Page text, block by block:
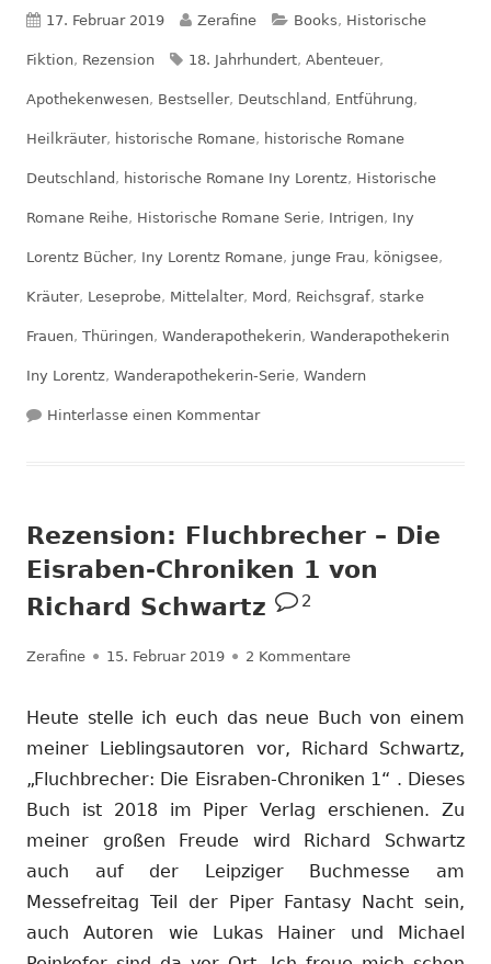
Veröffentlicht
am
17. Februar 2019 Autor
Zerafine Kategorien
Books, Historische
Fiktion, Rezension Schlagwörter
18. Jahrhundert, Abenteuer,
Apothekenwesen, Bestseller, Deutschland , Entführung,
Heilkräuter, historische Romane, historische Romane
Deutschland , historische Romane Iny Lorentz, Historische
Romane Reihe, Historische Romane Serie, Intrigen, Iny
Lorentz Bücher, Iny Lorentz Romane, junge Frau, königsee,
Kräuter, Leseprobe, Mittelalter, Mord , Reichsgraf, starke
Frauen, Thüringen, Wanderapothekerin, Wanderapothekerin
Iny Lorentz, Wanderapothekerin-Serie, Wandern
Hinterlasse einen Kommentarzu Rezension: Die Entführung
Rezension: Fluchbrecher – Die
Eisraben-Chroniken 1 von
Richard Schwartz
2
Autor
Zerafine Veröffentlicht
15. Februar 2019 2 Kommentarezu Rezension:
Heute stelle ich euch das neue Buch von einem
meiner Lieblingsautoren vor, Richard Schwartz,
„Fluchbrecher: Die Eisraben-Chroniken 1“ . Dieses
Buch ist 2018 im Piper Verlag erschienen. Zu
meiner großen Freude wird Richard Schwartz
auch auf der Leipziger Buchmesse am
Messefreitag Teil der Piper Fantasy Nacht sein,
auch Autoren wie Lukas Hainer und Michael